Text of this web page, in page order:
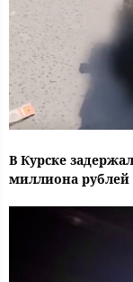
В Курске
миллиона рублей